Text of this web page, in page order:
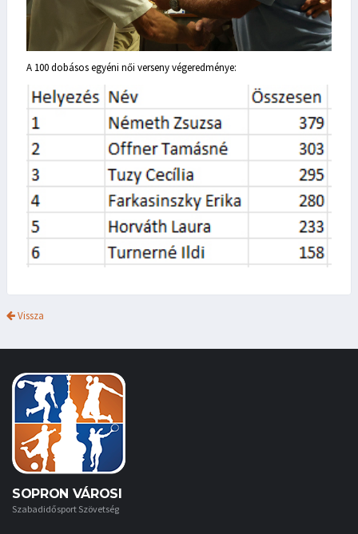
A 100 dobásos egyéni női verseny végeredménye:
Vissza
SOPRON VÁROSI
Szabadidősport Szövetség